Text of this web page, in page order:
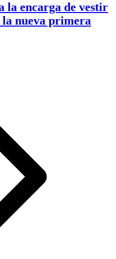
la encarga de vestir
nueva primera